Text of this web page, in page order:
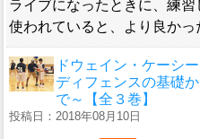
ライブになったときに、練
使われていると、より良かっ
ドウェイン・ケーシ
ディフェンスの基礎
で～【全３巻】
投稿日：2018年08月10日